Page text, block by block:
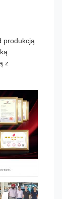
produkcją
z